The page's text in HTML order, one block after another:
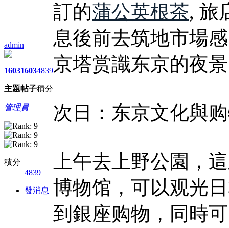
admin
1603
主題
1603
帖子
4839
積分
管理員
積分
4839
發消息
訂的蒲公英根茶, 旅
息後前去筑地市場
京塔赏識东京的夜
次日：东京文化與
上午去上野公園，
博物馆，可以观光
到銀座购物，同時